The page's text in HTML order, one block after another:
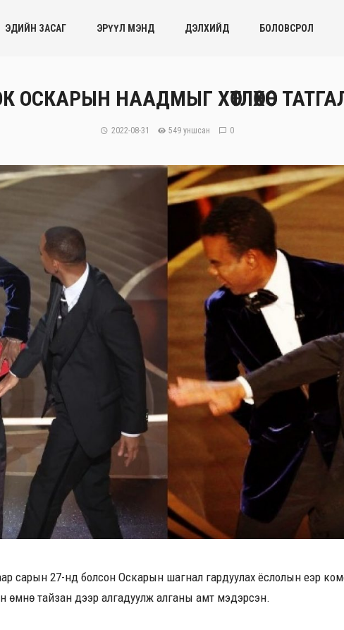
ЭДИЙН ЗАСАГ ЭРҮҮЛ МЭНД ДЭЛХИЙД БОЛОВСРОЛ
ОСКАРЫН НААДМЫГ ХӨТЛӨХӨӨС
2022-08-31 549 уншсан 0
сарын 27-нд болсон Оскарын шагнал гардуулах ёслолын үеэр
өмнө тайзан дээр алгадуулж алганы амт мэдэрсэн.